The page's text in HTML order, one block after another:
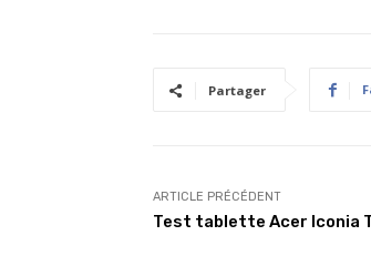
Partager
ARTICLE PRÉCÉDENT
Test tablette Acer Iconia